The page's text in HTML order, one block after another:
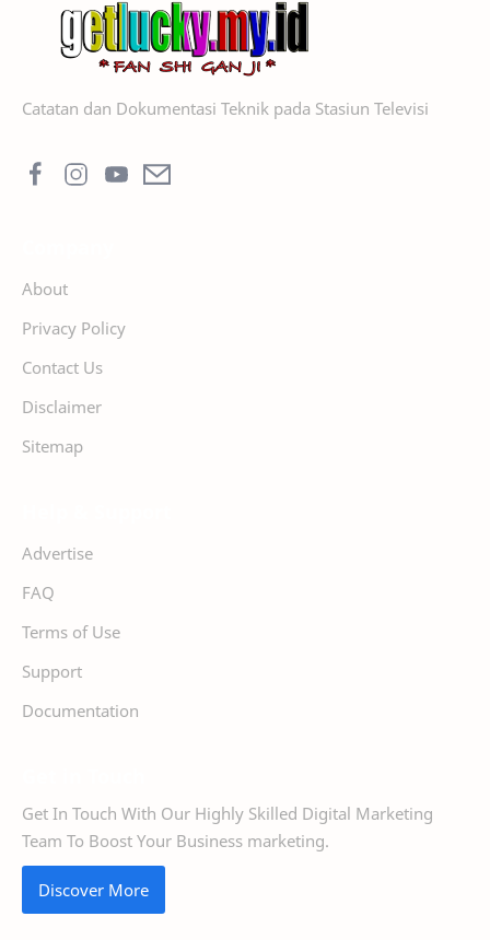
Catatan dan Dokumentasi Teknik pada Stasiun Televisi
About
Privacy Policy
Contact Us
Disclaimer
Sitemap
Advertise
FAQ
Terms of Use
Support
Documentation
Get In Touch With Our Highly Skilled Digital Marketing
Team To Boost Your Business marketing.
Discover More